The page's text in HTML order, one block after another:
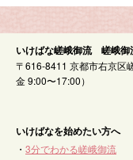
いけばな嵯峨御流 嵯峨
〒616-8411 京都市右京区
金 9:00〜17:00）
いけばなを始めたい方へ
・ 3分でわかる嵯峨御流